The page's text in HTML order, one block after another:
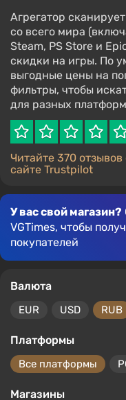
Агрегатор
со всего мира
Steam, PS Store и
скидки на игры. По
выгодные цены на
фильтры, чтобы
для разных
Читайте 370
сайте Trustpilot
У вас свой магазин?
VGTimes, чтобы
покупателей
Валюта
EUR USD RUB
Платформы
Все платформы
Магазины